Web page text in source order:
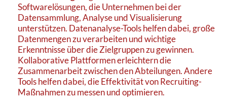
Softwarelösungen, die Unternehmen bei der
Datensammlung, Analyse und Visualisierung
unterstützen. Datenanalyse-Tools helfen dabei, große
Datenmengen zu verarbeiten und wichtige
Erkenntnisse über die Zielgruppen zu gewinnen.
Kollaborative Plattformen erleichtern die
Zusammenarbeit zwischen den Abteilungen. Andere
Tools helfen dabei, die Effektivität von Recruiting-
Maßnahmen zu messen und optimieren.